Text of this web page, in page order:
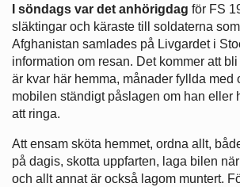
I söndags var det anhörigdag för FS
släktingar och käraste till soldaterna som
Afghanistan samlades på Livgardet i
information om resan. Det kommer att
är kvar här hemma, månader fyllda med
mobilen ständigt påslagen om han eller
att ringa.
Att ensam sköta hemmet, ordna allt,
på dagis, skotta uppfarten, laga bilen
och allt annat är också lagom muntert.